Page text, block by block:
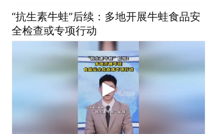
“抗生素牛蛙”后续：多地开展牛蛙食品安
全检查或专项行动